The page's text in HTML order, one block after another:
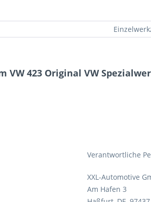
423 Original VW
Verantwortliche
XXL-Automotive
Am Hafen 3